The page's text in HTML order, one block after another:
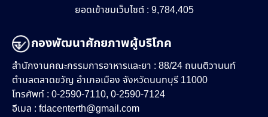
ยอดเข้าชมเว็บไซต์ : 9,784,405
กองพัฒนาศักยภาพผู้บริโภค
สำนักงานคณะกรรมการอาหารและยา : 88/24 ถนนติวานนท์
ตำบลตลาดขวัญ อำเภอเมือง จังหวัดนนทบุรี 11000
โทรศัพท์ : 0-2590-7110, 0-2590-7124
อีเมล : fdacenterth@gmail.com